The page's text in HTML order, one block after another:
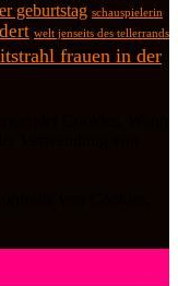
geburtstag schauspielerin
welt jenseits des tellerrands
frauen in der